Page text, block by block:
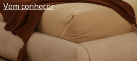
Vem conhecer